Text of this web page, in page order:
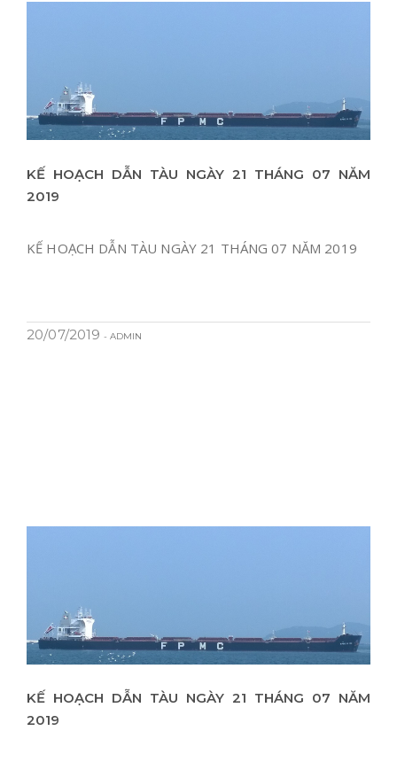
KẾ HOẠCH DẪN TÀU NGÀY 21 THÁNG 07 NĂM
2019
KẾ HOẠCH DẪN TÀU NGÀY 21 THÁNG 07 NĂM 2019
20/07/2019 - ADMIN
KẾ HOẠCH DẪN TÀU NGÀY 21 THÁNG 07 NĂM
2019